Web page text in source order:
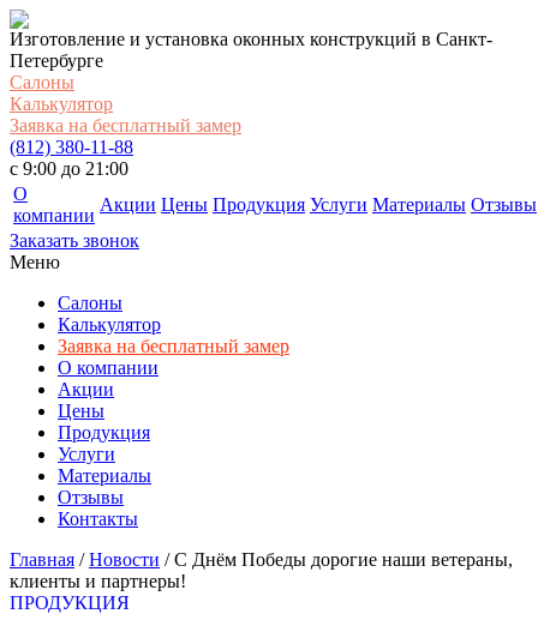
Изготовление и установка оконных конструкций в Санкт-
Петербурге
Салоны
Калькулятор
Заявка на бесплатный замер
(812) 380-11-88
c 9:00 до 21:00
О
компании
Акции Цены Продукция Услуги Материалы Отзывы
Заказать звонок
Меню
Салоны
Калькулятор
Заявка на бесплатный замер
О компании
Акции
Цены
Продукция
Услуги
Материалы
Отзывы
Контакты
Главная /Новости /С Днём Победы дорогие наши ветераны,
клиенты и партнеры!
ПРОДУКЦИЯ